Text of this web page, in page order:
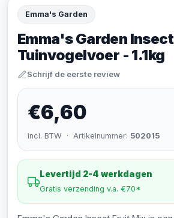
Emma's Garden
Emma's Garden
Tuinvogelvoer - 1.1kg
Schrijf de eerste review
€6,60
incl. BTW · Artikelnummer: 502015
Levertijd 2-4 werkdagen
Gratis verzending v.a. €70*